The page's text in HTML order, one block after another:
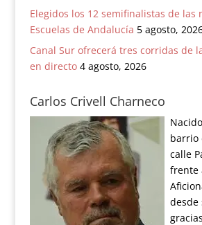
Elegidos los 12 semifinalistas de las
Escuelas de Andalucía 5 agosto,
Canal Sur ofrecerá tres corridas de
en directo 4 agosto, 2026
Carlos Crivell Charneco
barrio
calle
frente
desde